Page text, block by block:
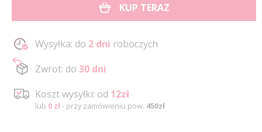
KUP TERAZ
Wysyłka: do 2 dni roboczych
Zwrot: do 30 dni
Koszt wysyłki: od 12zł
lub 0 zł- przy zamówieniu pow. 450zł